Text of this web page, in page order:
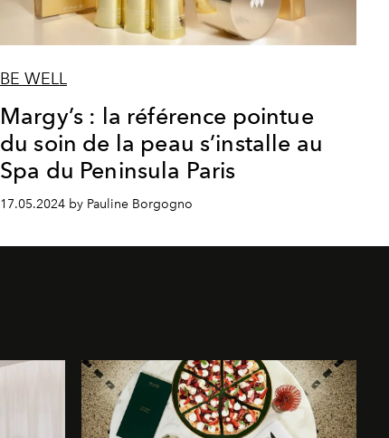
BE WELL
Margy’s : la référence pointue
du soin de la peau s’installe au
Spa du Peninsula Paris
17.05.2024 by Pauline Borgogno